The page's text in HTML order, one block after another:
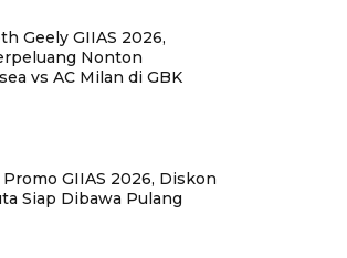
Geely GIIAS 2026,
Nonton
vs AC Milan di GBK
GIIAS 2026, Diskon
Siap Dibawa Pulang